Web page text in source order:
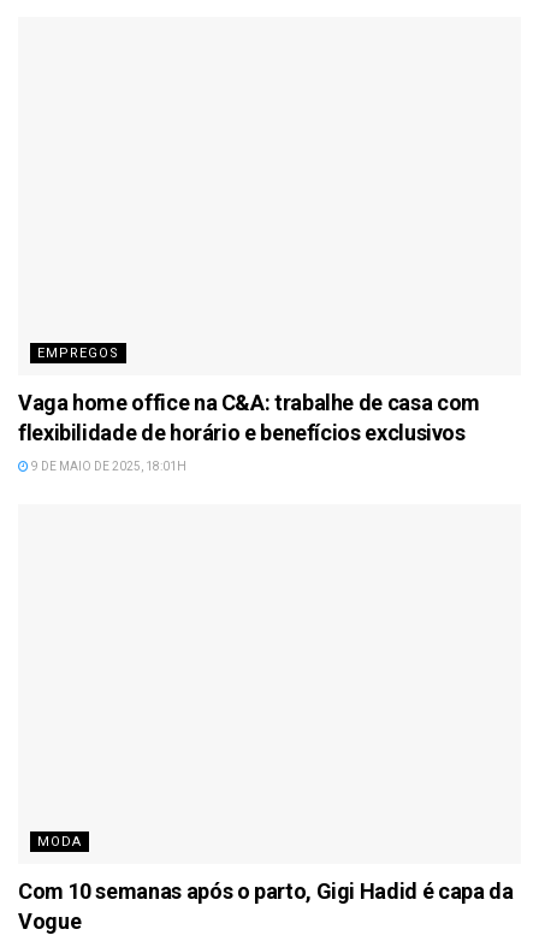
EMPREGOS
Vaga home office na C&A: trabalhe de casa com
flexibilidade de horário e benefícios exclusivos
9 DE MAIO DE 2025, 18:01H
MODA
Com 10 semanas após o parto, Gigi Hadid é capa da
Vogue